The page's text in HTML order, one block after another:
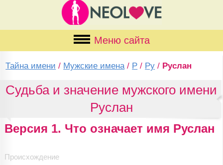
Меню сайта
Тайна имени / Мужские имена / Р / Ру / Руслан
Судьба и значение мужского имени
Руслан
Версия 1. Что означает имя Руслан
Происхождение